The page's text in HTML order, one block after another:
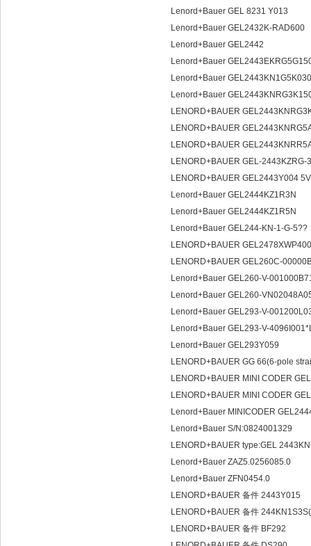
Lenord+Bauer GEL 8231 Y013
Lenord+Bauer GEL2432K-RAD600
Lenord+Bauer GEL2442
Lenord+Bauer
Lenord+Bauer
Lenord+Bauer
LENORD+BAUER
LENORD+BAUER
LENORD+BAUER
LENORD+BAUER GEL-
LENORD+BAUER GEL2443Y004
Lenord+Bauer GEL2444KZ1R3N
Lenord+Bauer GEL2444KZ1R5N
Lenord+Bauer GEL244-KN-1-G-5??
LENORD+BAUER
LENORD+BAUER GEL260C-
Lenord+Bauer GEL260-V-
Lenord+Bauer GEL260-
Lenord+Bauer GEL293-V-
Lenord+Bauer GEL293-V-
Lenord+Bauer GEL293Y059
LENORD+BAUER GG 66(6-pole
LENORD+BAUER MINI CODER
LENORD+BAUER MINI CODER
Lenord+Bauer MINICODER
Lenord+Bauer S/N:0824001329
LENORD+BAUER type:GEL
Lenord+Bauer ZAZ5.0256085.0
Lenord+Bauer ZFN0454.0
LENORD+BAUER 备件 2443Y015
LENORD+BAUER 备件
LENORD+BAUER 备件 BF292